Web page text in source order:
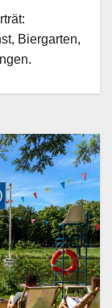
Biergarten,